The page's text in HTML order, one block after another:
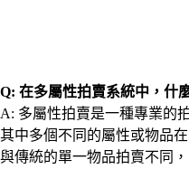
Q: 在多屬性拍賣系統中，什
A: 多屬性拍賣是一種專業的
其中多個不同的屬性或物品
與傳統的單一物品拍賣不同，